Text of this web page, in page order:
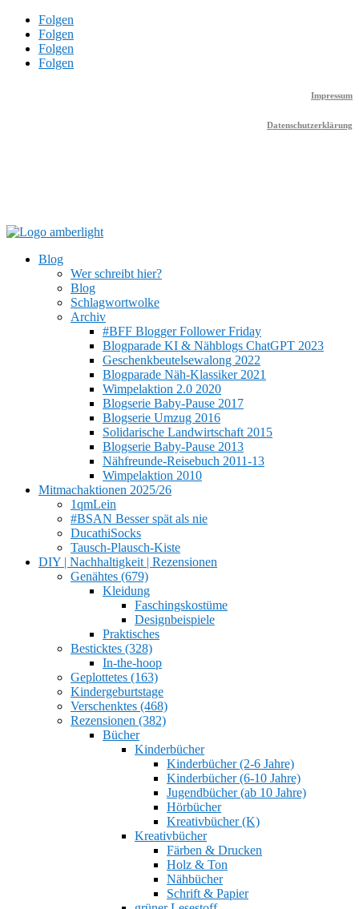
Folgen
Folgen
Folgen
Folgen
Impressum
Datenschutzerklärung
Blog
Wer schreibt hier?
Blog
Schlagwortwolke
Archiv
#BFF Blogger Follower Friday
Blogparade KI & Nähblogs ChatGPT 2023
Geschenkbeutelsewalong 2022
Blogparade Näh-Klassiker 2021
Wimpelaktion 2.0 2020
Blogserie Baby-Pause 2017
Blogserie Umzug 2016
Solidarische Landwirtschaft 2015
Blogserie Baby-Pause 2013
Nähfreunde-Reisebuch 2011-13
Wimpelaktion 2010
Mitmachaktionen 2025/26
1qmLein
#BSAN Besser spät als nie
DucathiSocks
Tausch-Plausch-Kiste
DIY | Nachhaltigkeit | Rezensionen
Genähtes (679)
Kleidung
Faschingskostüme
Designbeispiele
Praktisches
Besticktes (328)
In-the-hoop
Geplottetes (163)
Kindergeburtstage
Verschenktes (468)
Rezensionen (382)
Bücher
Kinderbücher
Kinderbücher (2-6 Jahre)
Kinderbücher (6-10 Jahre)
Jugendbücher (ab 10 Jahre)
Hörbücher
Kreativbücher (K)
Kreativbücher
Färben & Drucken
Holz & Ton
Nähbücher
Schrift & Papier